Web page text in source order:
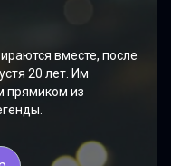
вместе, после
20 лет. Им
прямиком из